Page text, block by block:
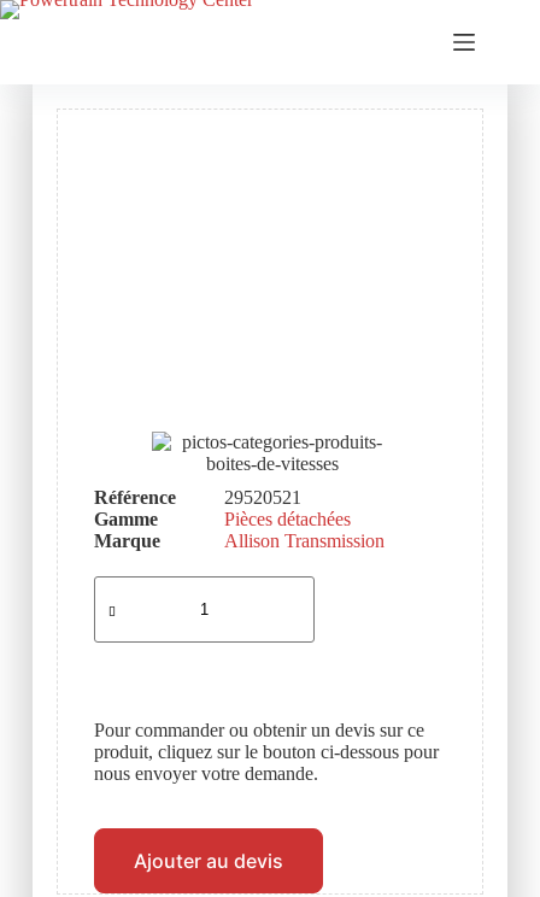
Référence
29520521
Gamme
Pièces détachées
Marque
Allison Transmission
Pour commander ou obtenir un devis sur ce
produit, cliquez sur le bouton ci-dessous pour
nous envoyer votre demande.
Ajouter au devis